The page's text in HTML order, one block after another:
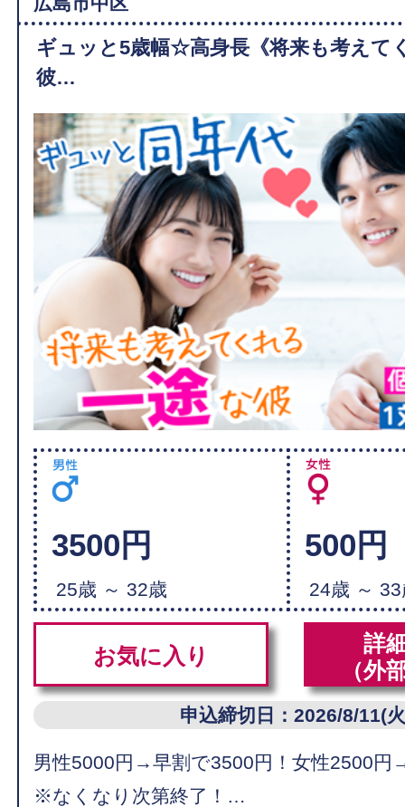
ギュッと5歳幅☆高身長《将来も考えて
彼…
3500円
25歳 ～ 32歳
500円
24歳 ～
お気に入り
詳
（外
申込締切日：2026/8/11(
男性5000円→早割で3500円！女性2500円
※なくなり次第終了！…